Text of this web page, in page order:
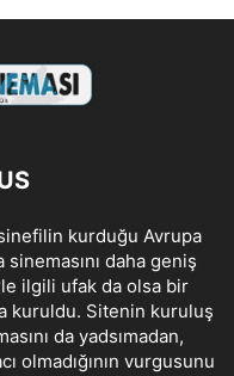
kurduğu Avrupa
daha geniş
ilgili ufak da olsa bir
kuruldu. Sitenin kuruluş
da yadsımadan,
olmadığının vurgusunu